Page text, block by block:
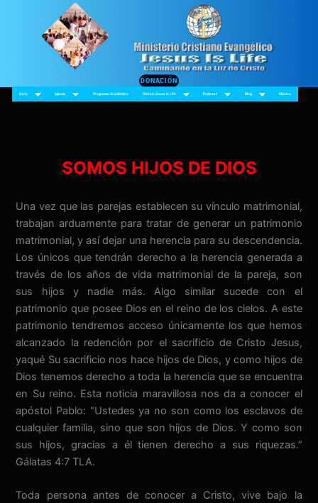
contenido
DONACIÓN
Inicio Iglesia Programa Académico Stereo Jesus Is Life Podcast Blog Música
SOMOS HIJOS DE DIOS
Una vez que las parejas establecen su vínculo matrimonial,
trabajan arduamente para tratar de generar un patrimonio
matrimonial, y así dejar una herencia para su descendencia.
Los únicos que tendrán derecho a la herencia generada a
través de los años de vida matrimonial de la pareja, son
sus hijos y nadie más. Algo similar sucede con el
patrimonio que posee Dios en el reino de los cielos. A este
patrimonio tendremos acceso únicamente los que hemos
alcanzado la redención por el sacrificio de Cristo Jesus,
yaqué Su sacrificio nos hace hijos de Dios, y como hijos de
Dios tenemos derecho a toda la herencia que se encuentra
en Su reino. Esta noticia maravillosa nos da a conocer el
apóstol Pablo: “Ustedes ya no son como los esclavos de
cualquier familia, sino que son hijos de Dios. Y como son
sus hijos, gracias a él tienen derecho a sus riquezas.”
Gálatas 4:7 TLA.
Toda persona antes de conocer a Cristo, vive bajo la